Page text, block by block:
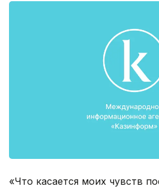
«Что касается моих чувств